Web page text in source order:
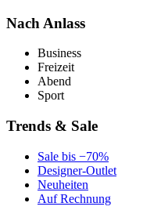
Nach Anlass
Business
Freizeit
Abend
Sport
Trends & Sale
Sale bis −70%
Designer-Outlet
Neuheiten
Auf Rechnung